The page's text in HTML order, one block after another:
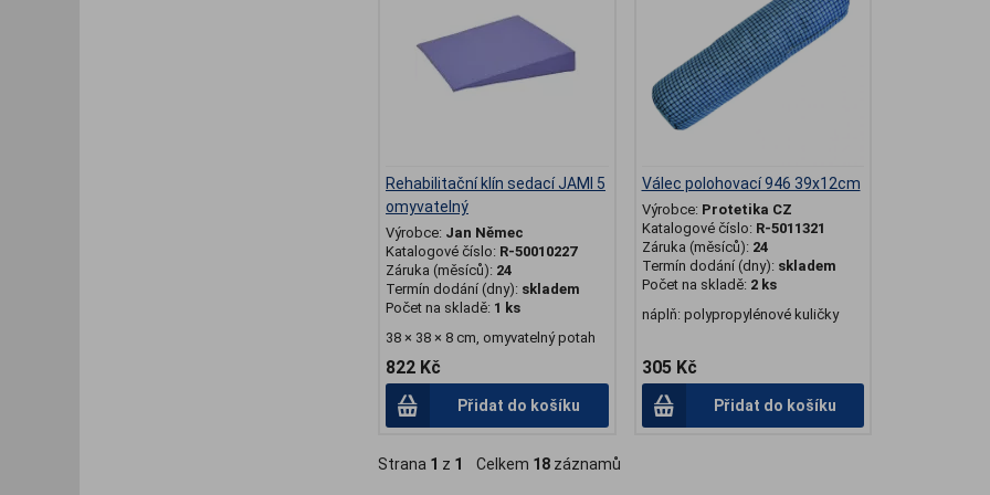
Rehabilitační klín sedací JAMI 5
omyvatelný
Výrobce: Jan Němec
Katalogové číslo: R-50010227
Záruka (měsíců): 24
Termín dodání (dny): skladem
Počet na skladě: 1 ks
38 × 38 × 8 cm, omyvatelný potah
822 Kč
Přidat do košíku
Válec polohovací 946 39x12cm
Výrobce: Protetika CZ
Katalogové číslo: R-5011321
Záruka (měsíců): 24
Termín dodání (dny): skladem
Počet na skladě: 2 ks
náplň: polypropylénové kuličky
305 Kč
Přidat do košíku
Strana 1 z 1 Celkem 18 záznamů